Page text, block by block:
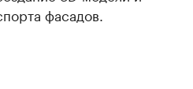
фасадов.